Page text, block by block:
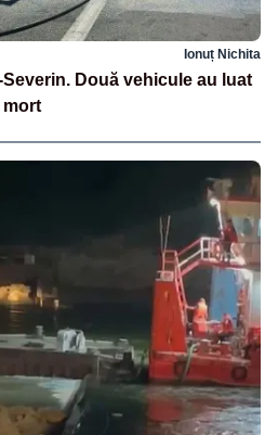
Ionuț Nichita
Două vehicule au luat
mort